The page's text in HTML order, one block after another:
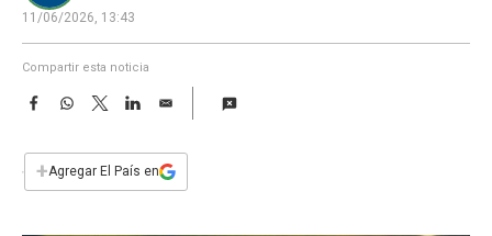
11/06/2026, 13:43
Compartir esta noticia
F
e
b
W
s
T
w
t
L
E
i
l
+Agregar El País en